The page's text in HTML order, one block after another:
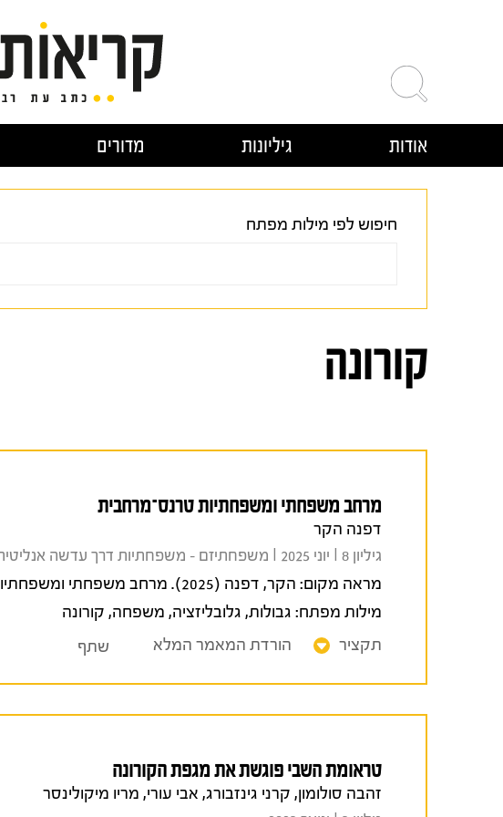
אודות גיליונות מדורים
חיפוש לפי מילות מפתח
קורונה
מרחב משפחתי ומשפחתיות טרנס־מרחבית
דפנה הקר
גיליון 8 I יוני 2025 I משפחתיזם - משפחתיות דרך עדשה אנליטית
מראה מקום: הקר, דפנה (2025). מרחב משפחתי ומשפחתיות טרנס־מרחבית.
מילות מפתח: גבולות, גלובליזציה, משפחה, קורונה
תקציר
הורדת המאמר המלא שתף
טראומת השבי פוגשת את מגפת הקורונה
זהבה סולומון, קרני גינזבורג, אבי עורי, מריו מיקולינסר